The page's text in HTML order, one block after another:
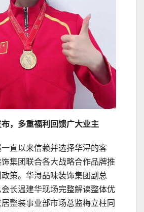
，多重福利回馈广大业主
直以来信赖并选择华浔的客
集团联合各大战略合作品牌推
策。华浔品味装饰集团副总
长温建华现场完整解读整体优
整装事业部市场总监梅立柱同